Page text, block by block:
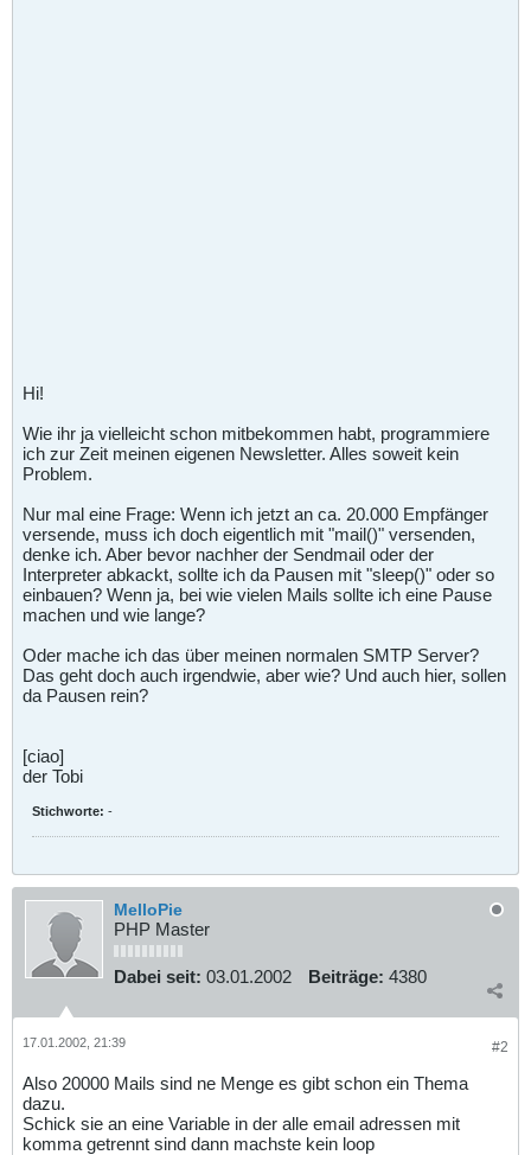
Hi!
Wie ihr ja vielleicht schon mitbekommen habt, programmiere
ich zur Zeit meinen eigenen Newsletter. Alles soweit kein
Problem.
Nur mal eine Frage: Wenn ich jetzt an ca. 20.000 Empfänger
versende, muss ich doch eigentlich mit "mail()" versenden,
denke ich. Aber bevor nachher der Sendmail oder der
Interpreter abkackt, sollte ich da Pausen mit "sleep()" oder so
einbauen? Wenn ja, bei wie vielen Mails sollte ich eine Pause
machen und wie lange?
Oder mache ich das über meinen normalen SMTP Server?
Das geht doch auch irgendwie, aber wie? Und auch hier, sollen
da Pausen rein?
[ciao]
der Tobi
Stichworte: -
MelloPie
PHP Master
Dabei seit: 03.01.2002 Beiträge: 4380
#2
17.01.2002, 21:39
Also 20000 Mails sind ne Menge es gibt schon ein Thema
dazu.
Schick sie an eine Variable in der alle email adressen mit
komma getrennt sind dann machste kein loop